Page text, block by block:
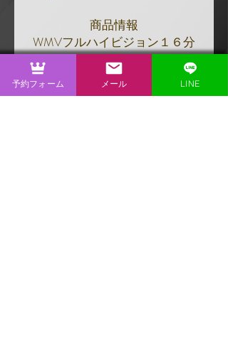
商品情報
WMVフルハイビジョン１６分
ARISA女王様主演
予約フォーム メール LINE